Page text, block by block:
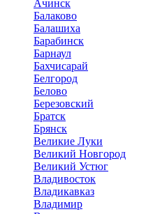
Ачинск
Балаково
Балашиха
Барабинск
Барнаул
Бахчисарай
Белгород
Белово
Березовский
Братск
Брянск
Великие Луки
Великий Новгород
Великий Устюг
Владивосток
Владикавказ
Владимир